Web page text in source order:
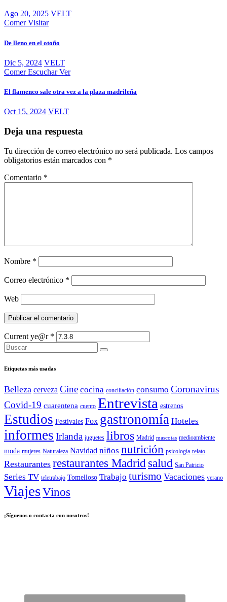
Ago 20, 2025 VELT
ComerVisitar
De lleno en el otoño
Dic 5, 2024 VELT
ComerEscucharVer
El flamenco sale otra vez a la plaza madrileña
Oct 15, 2024 VELT
Deja una respuesta
Tu dirección de correo electrónico no será publicada. Los campos
obligatorios están marcados con *
Comentario *
Nombre *
Correo electrónico *
Web
Current ye@r *
Etiquetas más usadas
Belleza cerveza Cine cocina conciliación consumo Coronavirus
Covid-19 cuarentena cuento Entrevista estrenos
Estudios Festivales Fox gastronomía Hoteles
informes Irlanda juguetes libros Madrid mascotas medioambiente
moda mujeres Naturaleza Navidad niños nutrición psicología relato
Restaurantes restaurantes Madrid salud San Patricio
Series TV teletrabajo Tomelloso Trabajo turismo Vacaciones verano
ViajesVinos
¡Síguenos o contacta con nosotros!